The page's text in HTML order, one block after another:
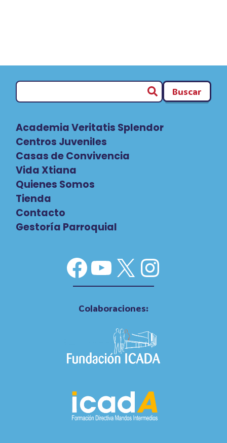
Buscar
Academia Veritatis Splendor
Centros Juveniles
Casas de Convivencia
Vida Xtiana
Quienes Somos
Tienda
Contacto
Gestoría Parroquial
Facebook
YouTube
X
Colaboraciones: